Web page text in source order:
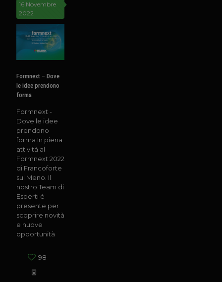
16 Novembre
2022
Formnext – Dove
le idee prendono
forma
Formnext -
Dove le idee
prendono
forma In piena
attività al
Formnext 2022
di Francoforte
sul Meno. Il
nostro Team di
Esperti è
presente per
scoprire novità
e nuove
opportunità
98